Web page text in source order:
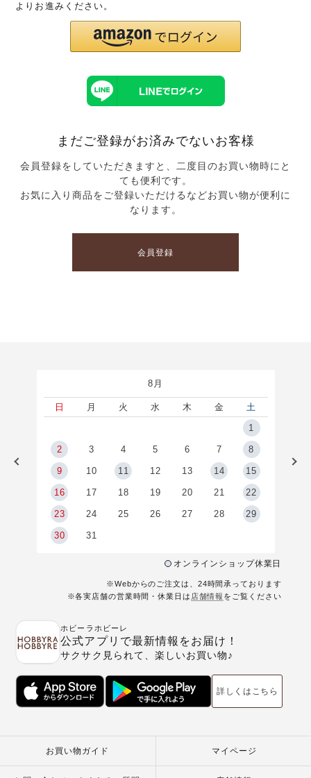
よりお進みください。
まだご登録がお済みでないお客様
会員登録をしていただきますと、二度目のお買い物時にと
ても便利です。
お気に入り商品をご登録いただけるなどお買い物が便利に
なります。
会員登録
8月
日 月 火 水 木 金
土
1
2 3 4 5 6 7 8
9 10 11 12 13 14 15
16 17 18 19 20 21 22
23 24 25 26 27 28 29
30 31
オンラインショップ休業日
※Webからのご注文は、24時間承っております
※各実店舗の営業時間・休業日は 店舗情報 をご覧ください
ホビーラホビーレ
公式アプリで最新情報をお届け！
サクサク見られて、楽しいお買い物♪
詳しくはこちら
お買い物ガイド マイページ